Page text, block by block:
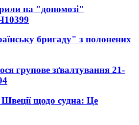
на "допомозі"
10399
бригаду" з полонених
групове зґвалтування 21-
щодо судна: Це